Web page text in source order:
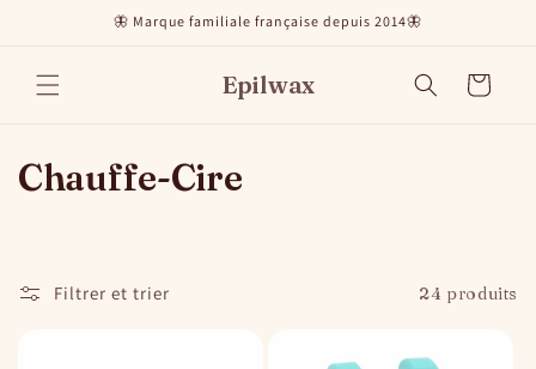
contenu
🦋 Marque familiale française depuis 2014🦋
Epilwax Panier
C
Chauffe-Cire
Filtrer et trier 24 produits